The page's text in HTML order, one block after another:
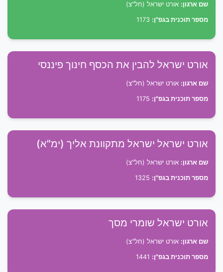
שם ארגון: אורט ישראל (חל"צ)
מספר תוכנית בגפ"ן:
אורט ישראל להבין את הכסף חינוך פיננסי
שם ארגון: אורט ישראל (חל"צ)
מספר תוכנית בגפ"ן:
אורט ישראל ישראל מתקוונת אליך (ימ"א)
שם ארגון: אורט ישראל (חל"צ)
מספר תוכנית בגפ"ן:
אורט ישראל שומרי מסך
שם ארגון: אורט ישראל (חל"צ)
מספר תוכנית בגפ"ן: